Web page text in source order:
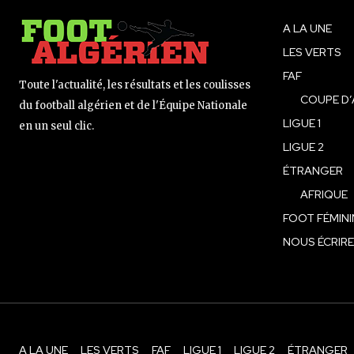
Toute l'actualité, les résultats et les coulisses
du football algérien et de l'Équipe Nationale
en un seul clic.
A LA UNE
LES VERTS
FAF
COUPE
LIGUE 1
LIGUE 2
ÉTRANGER
AFRIQUE
FOOT
NOUS ÉCRIRE
A LA UNE LES VERTS FAF LIGUE 1 LIGUE 2 ÉTRANGER